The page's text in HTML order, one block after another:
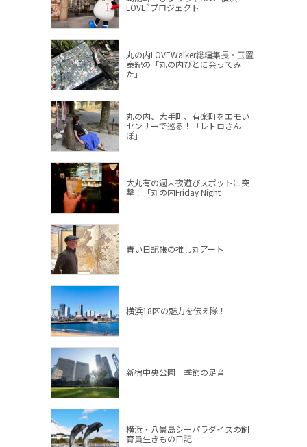
LOVE”プロジェクト
丸の内LOVEWalker総編集長・玉置
泰紀の「丸の内びとに会ってみ
た」
丸の内、大手町、有楽町をエモい
センサーで巡る！「レトロさん
ぽ」
大丸有の週末夜遊びスポットに突
撃！「丸の内Friday Night」
青い日記帳の推し丸アート
横浜18区の魅力を伝え隊！
新宿中央公園 季節の足音
横浜・八景島シーパラダイスの飼
育員生きもの日記